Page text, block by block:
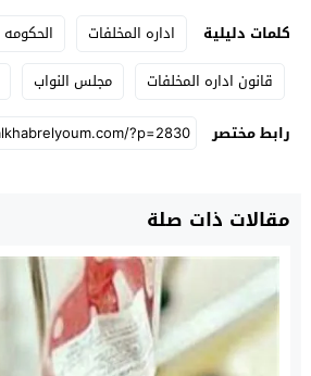
كلمات دليلية اداره المخلفات
الحكومه
قانون اداره المخلفات
مجلس النواب
رابط مختصر
مقالات ذات صلة